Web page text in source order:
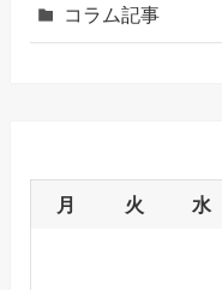
コラム記事
月 火 水